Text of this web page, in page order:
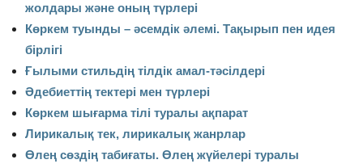
жолдары және оның түрлері
Көркем туынды – әсемдік әлемі. Тақырып пен идея
бірлігі
Ғылыми стильдің тілдік амал-тәсілдері
Әдебиеттің тектері мен түрлері
Көркем шығарма тілі туралы ақпарат
Лирикалық тек, лирикалық жанрлар
Өлең сөздің табиғаты. Өлең жүйелері туралы